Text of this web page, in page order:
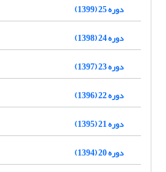
دوره 25 (1399)
دوره 24 (1398)
دوره 23 (1397)
دوره 22 (1396)
دوره 21 (1395)
دوره 20 (1394)